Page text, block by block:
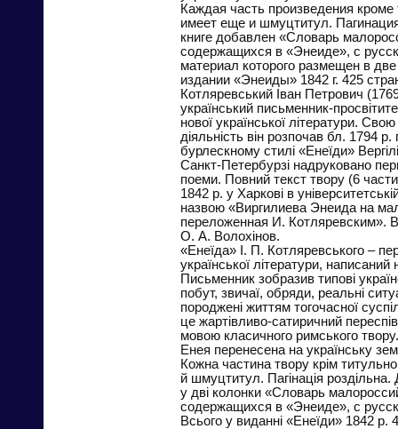
Каждая часть произведения кроме
имеет еще и шмуцтитул.
книге добавлен «Словарь
содержащихся в «Энеиде», с
материал которого размещен в
издании «Энеиды» 1842 г. 425
Котляревський Іван Петрович
український письменник-
нової української літератури.
діяльність він розпочав бл. 1794
бурлескному стилі «Енеїди»
Санкт-Петербурзі надруковано
поеми. Повний текст твору (6
1842 р. у Харкові в
назвою «Виргилиева Энеида на
переложенная И. Котляревским».
О. А. Волохінов.
«Енеїда» І. П. Котляревського –
української літератури,
Письменник зобразив типові
побут, звичаї, обряди, реальні
породжені життям тогочасної
це жартівливо-сатиричний
мовою класичного римського
Енея перенесена на українську
Кожна частина твору крім
й шмуцтитул. Пагінація
у дві колонки «Словарь
содержащихся в «Энеиде», с
Всього у виданні «Енеїди» 1842 р.